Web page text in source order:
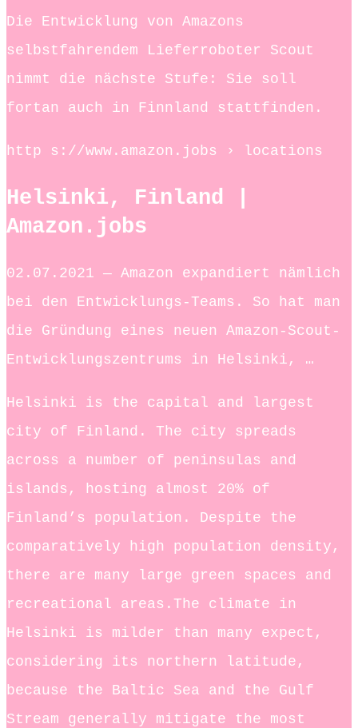
Die Entwicklung von Amazons
selbstfahrendem Lieferroboter Scout
nimmt die nächste Stufe: Sie soll
fortan auch in Finnland stattfinden.
http s://www.amazon.jobs › locations
Helsinki, Finland |
Amazon.jobs
02.07.2021 — Amazon expandiert nämlich
bei den Entwicklungs-Teams. So hat man
die Gründung eines neuen Amazon-Scout-
Entwicklungszentrums in Helsinki, …
Helsinki is the capital and largest
city of Finland. The city spreads
across a number of peninsulas and
islands, hosting almost 20% of
Finland’s population. Despite the
comparatively high population density,
there are many large green spaces and
recreational areas.The climate in
Helsinki is milder than many expect,
considering its northern latitude,
because the Baltic Sea and the Gulf
Stream generally mitigate the most